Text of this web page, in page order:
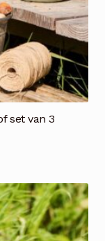
set van 3